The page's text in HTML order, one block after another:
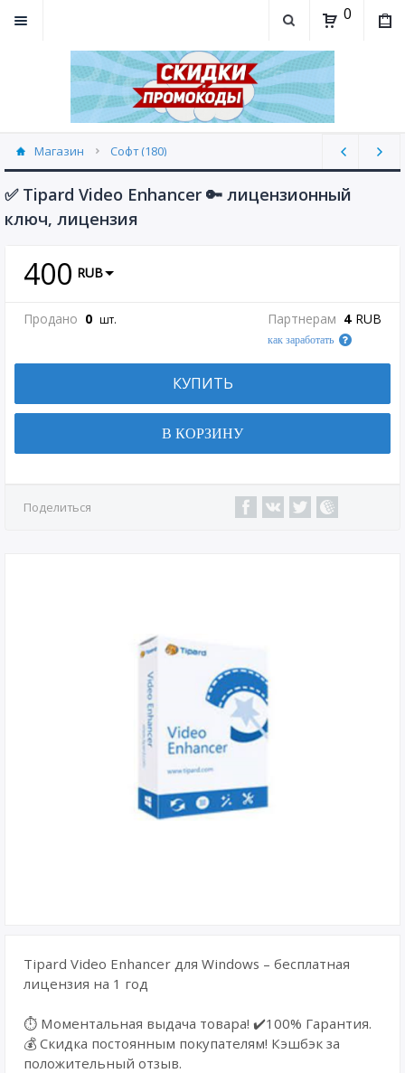
0
Магазин Софт (180)
✅ Tipard Video Enhancer 🔑 лицензионный
ключ, лицензия
400 RUB
Продано 0 шт. Партнерам 4 RUB
как заработать
КУПИТЬ
В КОРЗИНУ
Поделиться
Tipard Video Enhancer для Windows – бесплатная
лицензия на 1 год
⏱️ Моментальная выдача товара! ✔️100% Гарантия.
💰 Cкидка постоянным покупателям! Кэшбэк за
положительный отзыв.